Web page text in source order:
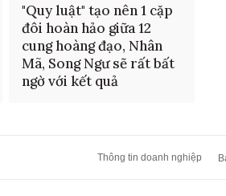
"Quy luật" tạo nên 1 cặp
đôi hoàn hảo giữa 12
cung hoàng đạo, Nhân
Mã, Song Ngư sẽ rất bất
ngờ với kết quả
Thông tin doanh nghiệp